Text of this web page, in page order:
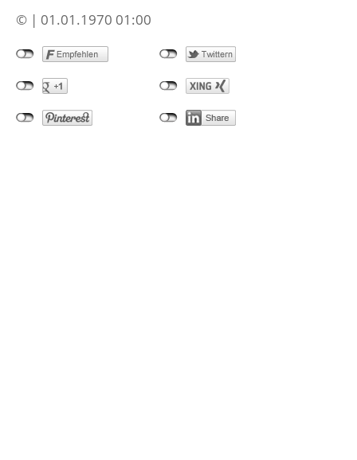
© | 01.01.1970 01:00